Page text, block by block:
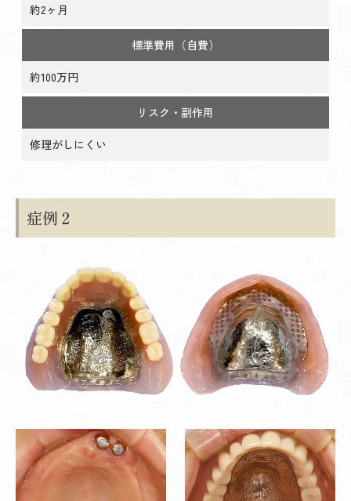
約2ヶ月
標準費用（自費）
約100万円
リスク・副作用
修理がしにくい
症例２